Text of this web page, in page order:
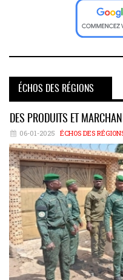
ÉCHOS DES RÉGIONS
DES PRODUITS ET
06-01-2025 ÉCHOS DES